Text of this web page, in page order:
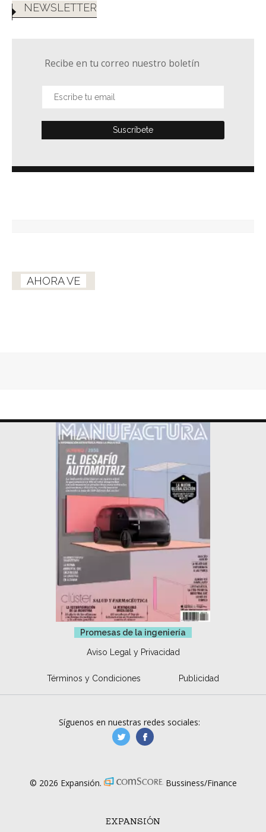
NEWSLETTER
Recibe en tu correo nuestro boletín
AHORA VE
Promesas de la ingeniería
Aviso Legal y Privacidad
Términos y Condiciones Publicidad
EXPANSIÓN
Síguenos en nuestras redes sociales:
manufacturaGE
© 2026 Expansión. Bussiness/Finance